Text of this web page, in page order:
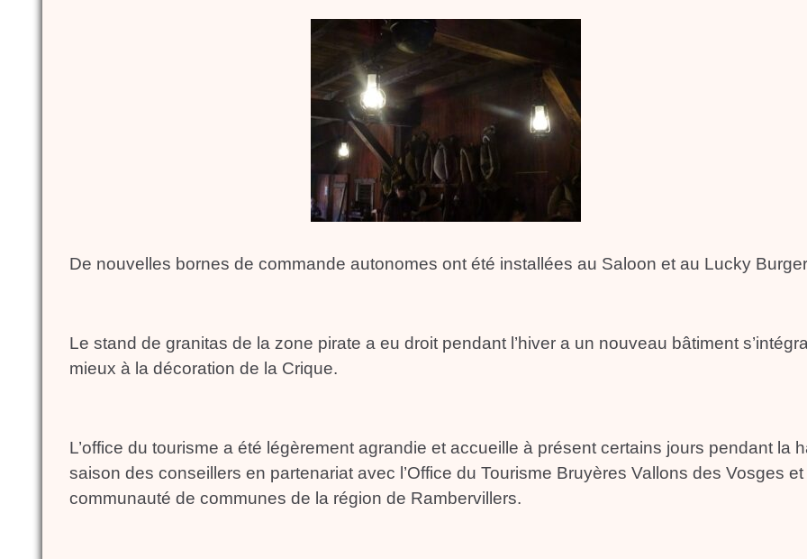
De nouvelles bornes de commande autonomes ont été installées au Saloon et au Lucky
Le stand de granitas de la zone pirate a eu droit pendant l’hiver a un nouveau bâtiment
mieux à la décoration de la Crique.
L’office du tourisme a été légèrement agrandie et accueille à présent certains jours pendant la
saison des conseillers en partenariat avec l’Office du Tourisme Bruyères Vallons des Vosges et
communauté de communes de la région de Rambervillers.